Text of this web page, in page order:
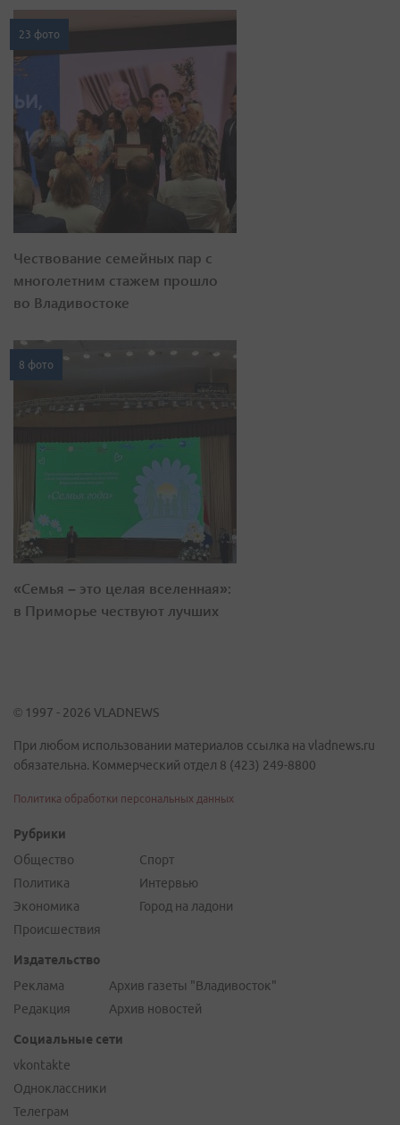
23 фото
Чествование семейных пар с
многолетним стажем прошло
во Владивостоке
8 фото
«Семья – это целая вселенная»:
в Приморье чествуют лучших
© 1997 - 2026 VLADNEWS
При любом использовании материалов ссылка на vladnews.ru
обязательна. Коммерческий отдел 8 (423) 249-8800
Политика обработки персональных данных
Рубрики
Общество
Политика
Экономика
Происшествия
Спорт
Интервью
Город на ладони
Издательство
Реклама
Редакция
Архив газеты "Владивосток"
Архив новостей
Социальные сети
vkontakte
Одноклассники
Телеграм